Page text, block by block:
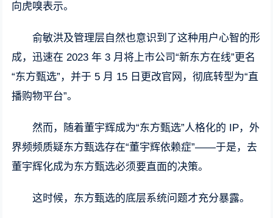
向虎嗅表示。
俞敏洪及管理层自然也意识到了这种用户心智的形
成，迅速在 2023 年 3 月将上市公司“新东方在线”更名
“东方甄选”，并于 5 月 15 日更改官网，彻底转型为“直
播购物平台”。
然而，随着董宇辉成为“东方甄选”人格化的 IP，外
界频频质疑东方甄选存在“董宇辉依赖症”——于是，去
董宇辉化成为东方甄选必须要直面的决策。
这时候，东方甄选的底层系统问题才充分暴露。